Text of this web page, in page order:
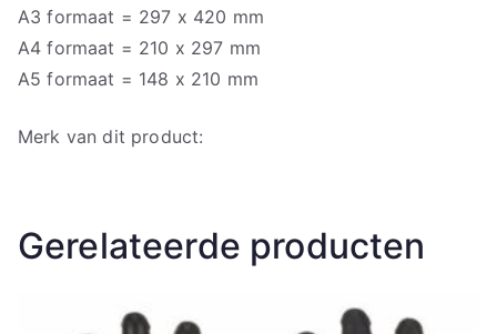
A3 formaat = 297 x 420 mm
A4 formaat = 210 x 297 mm
A5 formaat = 148 x 210 mm
Merk van dit product:
Gerelateerde producten